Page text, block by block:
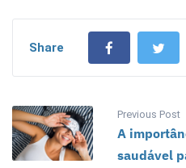
Share
Previous Post
A
saudável